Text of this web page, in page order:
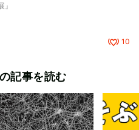
10
記事を読む